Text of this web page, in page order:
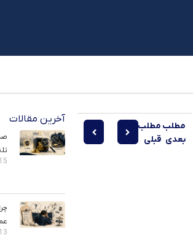
مطلب
بعدی
مطلب
قبلی
نسبت P/E چیست و چگونه ارزش سهام را نشان می‌دهد؟
آخرین مقالات
15 مرداد 1405
13 مرداد 1405